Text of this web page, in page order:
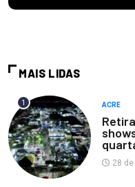
MAIS LIDAS
1 ACRE
28